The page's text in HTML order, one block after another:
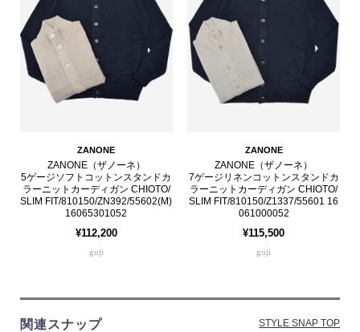
ZANONE
ZANONE（ザノーネ）
5ゲージソフトコットンスタンドカ
ラーニットカーディガン CHIOTO/
SLIM FIT/810150/ZN392/55602(M)
16065301052
¥112,200
guji
ZANONE
ZANONE（ザノーネ）
7ゲージリネンコットンスタンドカ
ラーニットカーディガン CHIOTO/
SLIM FIT/810150/Z1337/55601 16
061000052
¥115,500
guji
関連スナップ STYLE SNAP TOP